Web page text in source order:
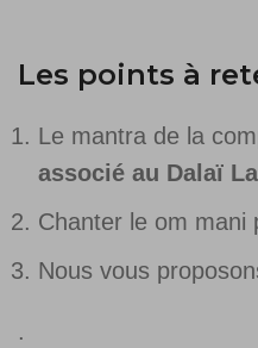
Les points à
Le mantra de la
associé au Dalaï
Chanter le om mani
Nous vous
.